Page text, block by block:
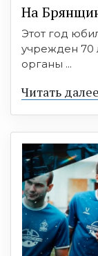
На
Этот год
учрежден 70
органы ...
Читать далее